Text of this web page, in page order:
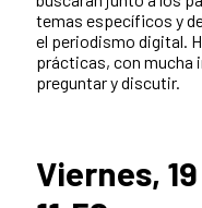
temas específicos y
el periodismo digital.
prácticas, con mucha
preguntar y discutir.
Viernes,